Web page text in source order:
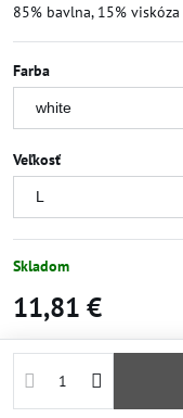
85% bavlna, 15% viskóza
Farba
Veľkosť
Skladom
11,81 €